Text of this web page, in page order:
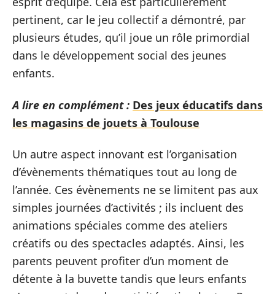
pertinent, car le jeu collectif a démontré, par
plusieurs études, qu’il joue un rôle primordial
dans le développement social des jeunes
enfants.
A lire en complément : Des jeux éducatifs dans
les magasins de jouets à Toulouse
Un autre aspect innovant est l’organisation
d’évènements thématiques tout au long de
l’année. Ces évènements ne se limitent pas aux
simples journées d’activités ; ils incluent des
animations spéciales comme des ateliers
créatifs ou des spectacles adaptés. Ainsi, les
parents peuvent profiter d’un moment de
détente à la buvette tandis que leurs enfants